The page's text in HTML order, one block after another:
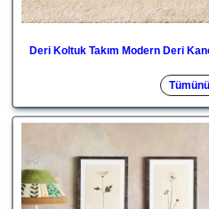
Deri Koltuk Takım Modern Deri